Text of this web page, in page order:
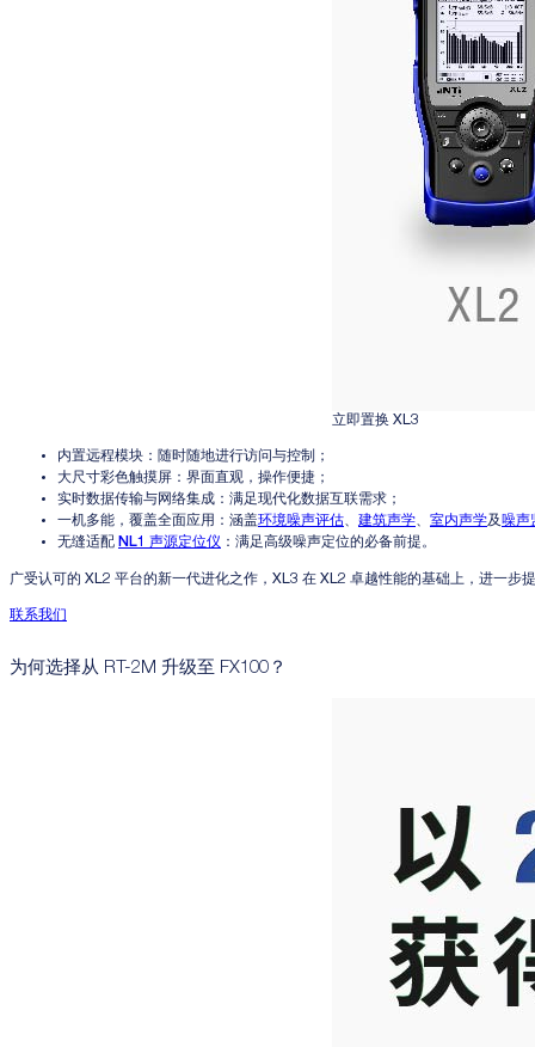
立即置换 XL3
内置远程模块： 随时随地进行访问与控制；
大尺寸彩色触摸屏 ：界面直观，操作便捷；
实时数据传输与网络集成 ：满足现代化数据互联需求；
一机多能，覆盖全面应用 ：涵盖环境噪声评估、 建筑声学、 室内声学及噪声
无缝适配 NL1 声源定位仪 ：满足高级噪声定位的必备前提。
广受认可的 XL2 平台的新一代进化之作，XL3 在 XL2 卓越性能的基础上，进一
联系我们
为何选择从 RT-2M 升级至 FX100？